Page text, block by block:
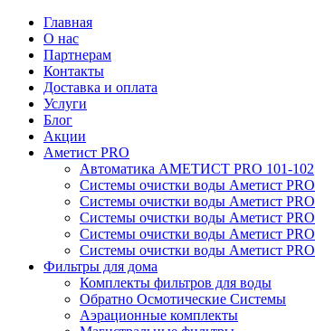
Главная
О нас
Партнерам
Контакты
Доставка и оплата
Услуги
Блог
Акции
Аметист PRO
Автоматика АМЕТИСТ PRO 101-102
Системы очистки воды Аметист
Системы очистки воды Аметист
Системы очистки воды Аметист
Системы очистки воды Аметист
Системы очистки воды Аметист
Фильтры для дома
Комплекты фильтров для воды
Обратно Осмотические Системы
Аэрационные комплекты